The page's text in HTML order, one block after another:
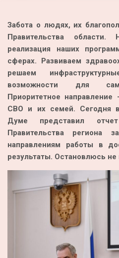
Перепись — 2020
Забота о людях, их
Правительства
реализация наших
сферах. Развиваем
решаем
возможности для
Приоритетное
СВО и их семей. Сегодня
Думе представил
Правительства
направлениям работы в
результаты. Остановлюсь не